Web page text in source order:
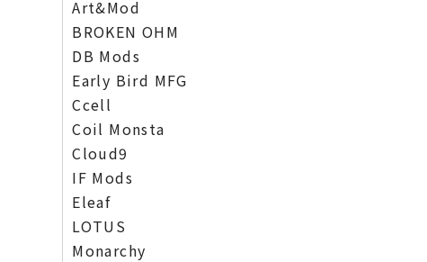
Art&Mod
BROKEN OHM
DB Mods
Early Bird MFG
Ccell
Coil Monsta
Cloud9
IF Mods
Eleaf
LOTUS
Monarchy